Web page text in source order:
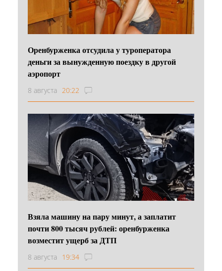
Оренбурженка отсудила у туроператора
деньги за вынужденную поездку в другой
аэропорт
8 августа 20:22
Взяла машину на пару минут, а заплатит
почти 800 тысяч рублей: оренбурженка
возместит ущерб за ДТП
8 августа 19:34